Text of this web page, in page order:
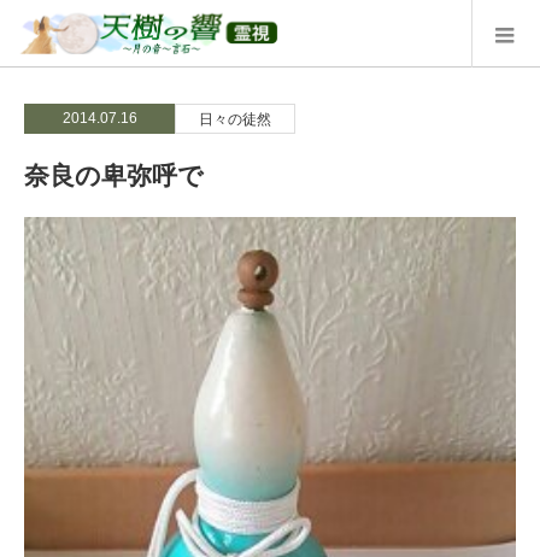
2014.07.16 日々の徒然
奈良の卑弥呼で